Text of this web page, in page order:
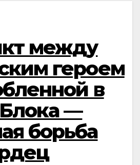
между
героем
в
—
борьба